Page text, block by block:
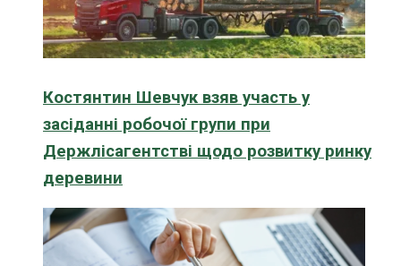
Костянтин Шевчук взяв участь у
засіданні робочої групи при
Держлісагентстві щодо розвитку ринку
деревини